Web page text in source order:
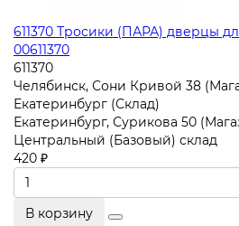
611370 Тросики (ПАРА) дверцы
00611370
611370
Челябинск, Сони Кривой 38
Екатеринбург (Склад)
Екатеринбург, Сурикова 50
Центральный (Базовый) склад
420 ₽
В корзину